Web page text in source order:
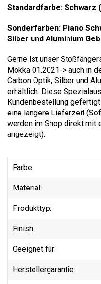
Standardfarbe: Schwarz
Sonderfarben: Piano
Silber und Aluminium
Gerne ist unser
Mokka 01.2021-> auch in
Carbon Optik, Silber und
erhältlich. Diese
Kundenbestellung
eine längere Lieferzeit
werden im Shop direkt mit
angezeigt).
Farbe:
Material:
Produkttyp:
Finish:
Geeignet für:
Herstellergarantie: